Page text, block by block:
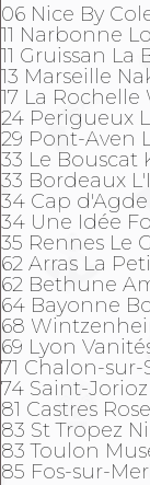
06 Nice By
11 Narbonne
11 Gruissan La
13 Marseille
17 La
24 Perigueux
29 Pont-Aven
33 Le Bouscat
33 Bordeaux
34 Cap
34 Une Idée
35 Rennes Le
62 Arras La
62 Bethune
64 Bayonne
68
69 Lyon
71 Chalon-sur-
74 Saint-
81 Castres
83 St Tropez
83 Toulon
85 Fos-sur-